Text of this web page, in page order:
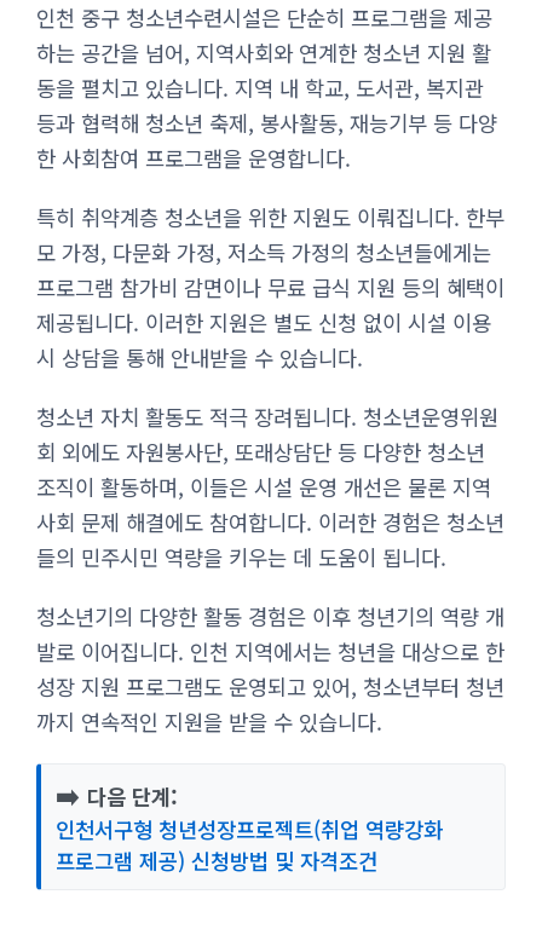
인천 중구 청소년수련시설은 단순히 프로그램을 제공
하는 공간을 넘어, 지역사회와 연계한 청소년 지원 활
동을 펼치고 있습니다. 지역 내 학교, 도서관, 복지관
등과 협력해 청소년 축제, 봉사활동, 재능기부 등 다양
한 사회참여 프로그램을 운영합니다.
특히 취약계층 청소년을 위한 지원도 이뤄집니다. 한부
모 가정, 다문화 가정, 저소득 가정의 청소년들에게는
프로그램 참가비 감면이나 무료 급식 지원 등의 혜택이
제공됩니다. 이러한 지원은 별도 신청 없이 시설 이용
시 상담을 통해 안내받을 수 있습니다.
청소년 자치 활동도 적극 장려됩니다. 청소년운영위원
회 외에도 자원봉사단, 또래상담단 등 다양한 청소년
조직이 활동하며, 이들은 시설 운영 개선은 물론 지역
사회 문제 해결에도 참여합니다. 이러한 경험은 청소년
들의 민주시민 역량을 키우는 데 도움이 됩니다.
청소년기의 다양한 활동 경험은 이후 청년기의 역량 개
발로 이어집니다. 인천 지역에서는 청년을 대상으로 한
성장 지원 프로그램도 운영되고 있어, 청소년부터 청년
까지 연속적인 지원을 받을 수 있습니다.
➡️ 다음 단계:
인천서구형 청년성장프로젝트(취업 역량강화
프로그램 제공) 신청방법 및 자격조건